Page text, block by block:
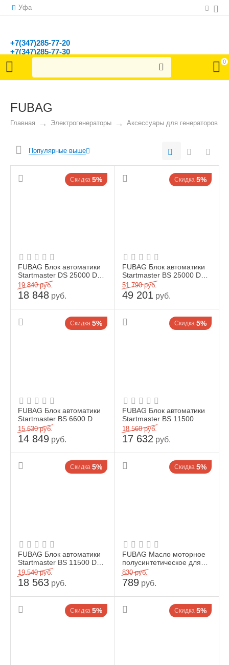
Уфа
+7(347)285-77-20
+7(347)285-77-30
г. Уфа, ул. Ленина, д. 150/1
0
FUBAG
Главная Электрогенераторы Аксессуары для генераторов
Популярные выше
Скидка 5%
FUBAG Блок автоматики
Startmaster DS 25000 D
(400V) для дизельных
электростанций (DS_...
19 840 руб.
18 848 руб.
Скидка 5%
FUBAG Блок автоматики
Startmaster BS 25000 D
(400V) двухрежимный
51 790 руб.
49 201 руб.
Скидка 5%
FUBAG Блок автоматики
Startmaster BS 6600 D
15 630 руб.
14 849 руб.
Скидка 5%
FUBAG Блок автоматики
Startmaster BS 11500
18 560 руб.
17 632 руб.
Скидка 5%
FUBAG Блок автоматики
Startmaster BS 11500 D
(400V) для бензиновых
станций
19 540 руб.
18 563 руб.
Скидка 5%
FUBAG Масло моторное
полусинтетическое для
двухтактных бензиновых
двигателей 1 литр F...
830 руб.
789 руб.
Скидка 5% Скидка 5%